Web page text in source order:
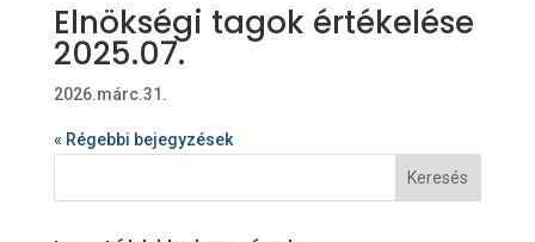
Elnökségi tagok értékelése
2025.07.
2026.márc.31.
« Régebbi bejegyzések